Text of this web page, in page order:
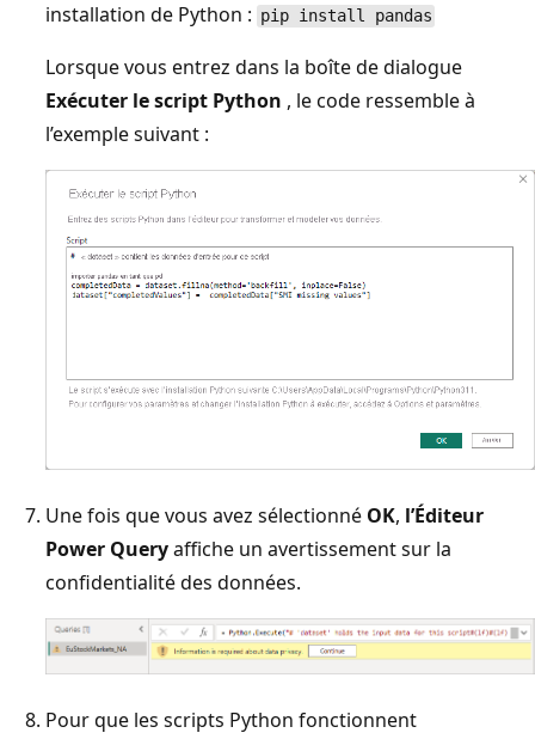
installation de Python : pip install pandas
Lorsque vous entrez dans la boîte de dialogue
Exécuter le script Python , le code ressemble à
l’exemple suivant :
Une fois que vous avez sélectionné OK, l’Éditeur
Power Queryaffiche un avertissement sur la
confidentialité des données.
Pour que les scripts Python fonctionnent